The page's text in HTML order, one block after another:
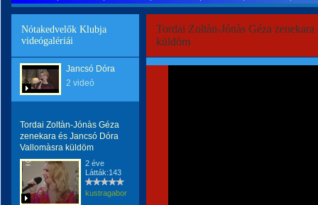
Nótakedvelők Klubja
videógalériái
Jancsó Dóra
2 videó
Tordai Zoltàn-Jónàs Géza
zenekara és Jancsó Dóra
Vallomàsra küldöm
2 éve
Látták:143
kustragabor
Tordai Zoltàn-Jónàs Géza
küldöm